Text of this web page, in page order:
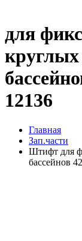
для
12136
Главная
Зап.части
Штифт для
бассейнов